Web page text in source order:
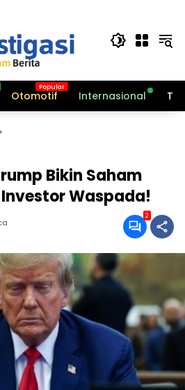
Otomotif Internasional
Bikin Saham
Waspada!
2